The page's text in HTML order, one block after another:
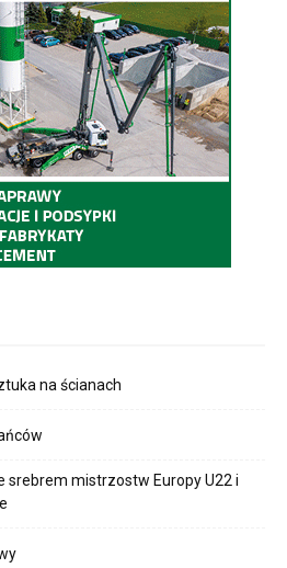
na ścianach
srebrem mistrzostw Europy U22 i